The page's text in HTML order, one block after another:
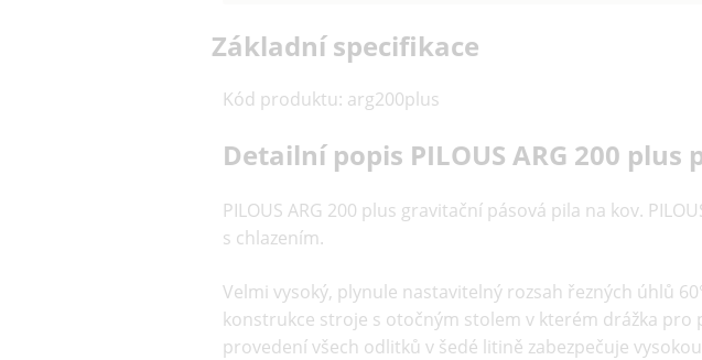
Základní specifikace
Kód produktu: arg200plus
Detailní popis PILOUS ARG 200
PILOUS ARG 200 plus gravitační pásová pila na kov.
s chlazením.
Velmi vysoký, plynule nastavitelný rozsah řezných úhlů
konstrukce stroje s otočným stolem v kterém drážka
provedení všech odlitků v šedé litině zabezpečuje